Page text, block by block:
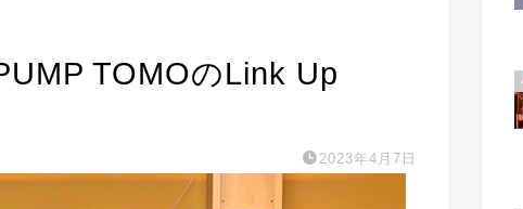
TOMOのLink Up
2023年4月7日